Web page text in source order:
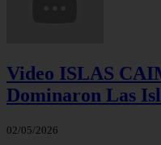
Video ISLAS
Dominaron Las
02/05/2026